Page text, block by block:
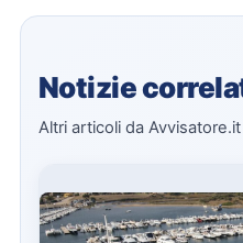
Notizie
Altri articoli da